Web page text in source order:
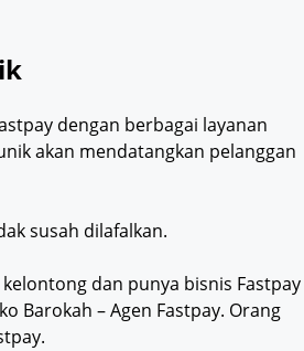
dengan berbagai layanan
akan mendatangkan pelanggan
susah dilafalkan.
dan punya bisnis Fastpay
Barokah – Agen Fastpay. Orang